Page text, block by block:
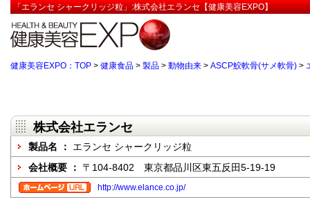
「エランセ シャークリッジ粒」:株式会社エランセ【健康美容EXPO】
健康美容EXPO：TOP > 健康食品 > 製品 > 動物由来 > ASCP鮫軟骨(サメ軟骨) >
株式会社エランセ
製品名 ： エランセ シャークリッジ粒
会社概要 ： 〒104-8402 東京都品川区東五反田5-19-19
http://www.elance.co.jp/